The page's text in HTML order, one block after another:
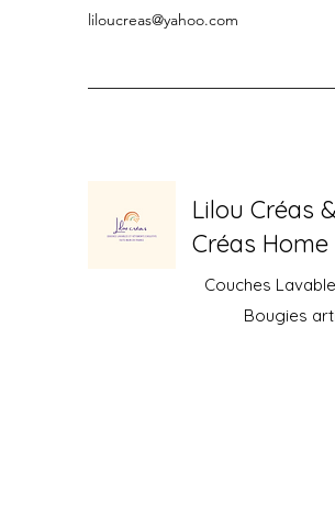
liloucreas@yahoo.com
Lilou Créas
Créas Home
Couches
Bougies